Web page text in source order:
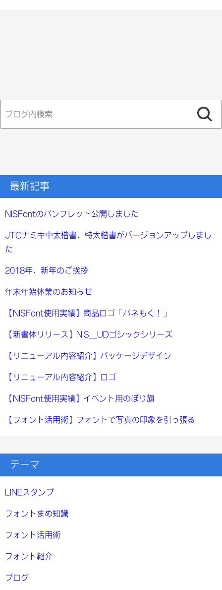
最新記事
NISFontのパンフレット公開しました
JTCナミキ中太楷書、特太楷書がバージョンアップしまし
た
2018年、新年のご挨拶
年末年始休業のお知らせ
【NISFont使用実績】商品ロゴ「パネもく！」
【新書体リリース】NIS_UDゴシックシリーズ
【リニューアル内容紹介】パッケージデザイン
【リニューアル内容紹介】ロゴ
【NISFont使用実績】イベント用のぼり旗
【フォント活用術】フォントで写真の印象を引っ張る
テーマ
LINEスタンプ
フォントまめ知識
フォント活用術
フォント紹介
ブログ